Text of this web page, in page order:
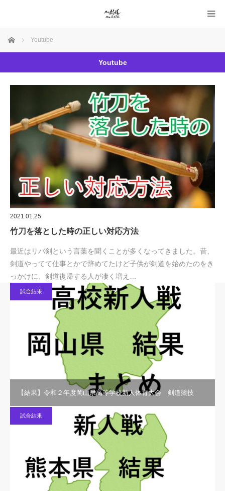
ホーム Youtube
Youtube
2021.01.25
竹刀を落とした時の正しい対応方法
最近はリバ剣という言葉を聞くことが多くなってきました。昔、
剣道やってて仕事とかで辞めてたけど子供が剣道を始めたのをき
っかけに、剣道復帰する人が凄く増え…
試合結果
【結果】令和２年度岡山県高等学校新人体育大会 剣道競技
試合結果